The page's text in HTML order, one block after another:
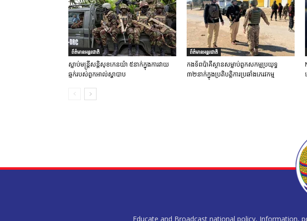
ព័ត៌មានអន្តរជាតិ
ស្លាប់មន្ត្រីសន្តិសុខកេនយ៉ា ៥នាក់ក្នុងការវាយ
ឆ្មក់របស់ពួកអាល់ស្ហាបាប
ព័ត៌មានអន្តរជាតិ
កងទ័ពប៉ាគីស្ថានសម្លាប់ពួកសកម្មប្រយុទ្ធ
៣២នាក់ក្នុងប្រតិបត្តិការប្រឆាំងភេរវកម្ម
Educate and Broadcast national policy, Information,